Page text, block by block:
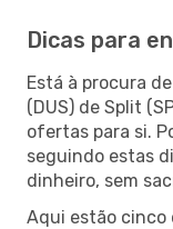
Dicas para
Está à procura
(DUS) de Split
ofertas para si.
seguindo estas
dinheiro, sem
Aqui estão cinco